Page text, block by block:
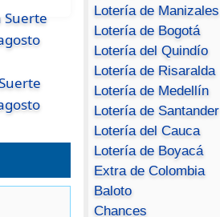
Lotería de Manizales
Lotería de Bogotá
Lotería del Quindío
Lotería de Risaralda
Lotería de Medellín
Lotería de Santander
Lotería del Cauca
Lotería de Boyacá
Extra de Colombia
Baloto
Chances